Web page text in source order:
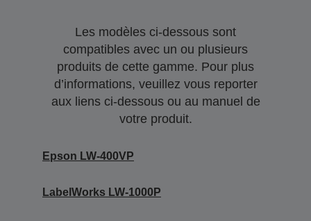
Les modèles ci-dessous sont
compatibles avec un ou plusieurs
produits de cette gamme. Pour plus
d’informations, veuillez vous reporter
aux liens ci-dessous ou au manuel de
votre produit.
Epson LW-400VP
LabelWorks LW-1000P